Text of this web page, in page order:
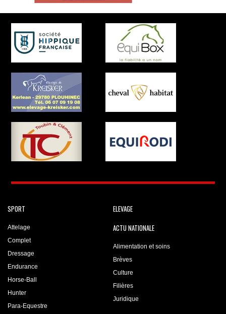
SPORT
Attelage
Complet
Dressage
Endurance
Horse-Ball
Hunter
Para-Equestre
ELEVAGE
ACTU NATIONALE
Alimentation et soins
Brèves
Culture
Filières
Juridique